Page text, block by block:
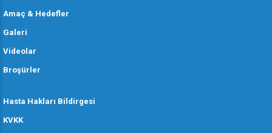
Amaç & Hedefler
Galeri
Videolar
Broşürler
Hasta Hakları Bildirgesi
KVKK